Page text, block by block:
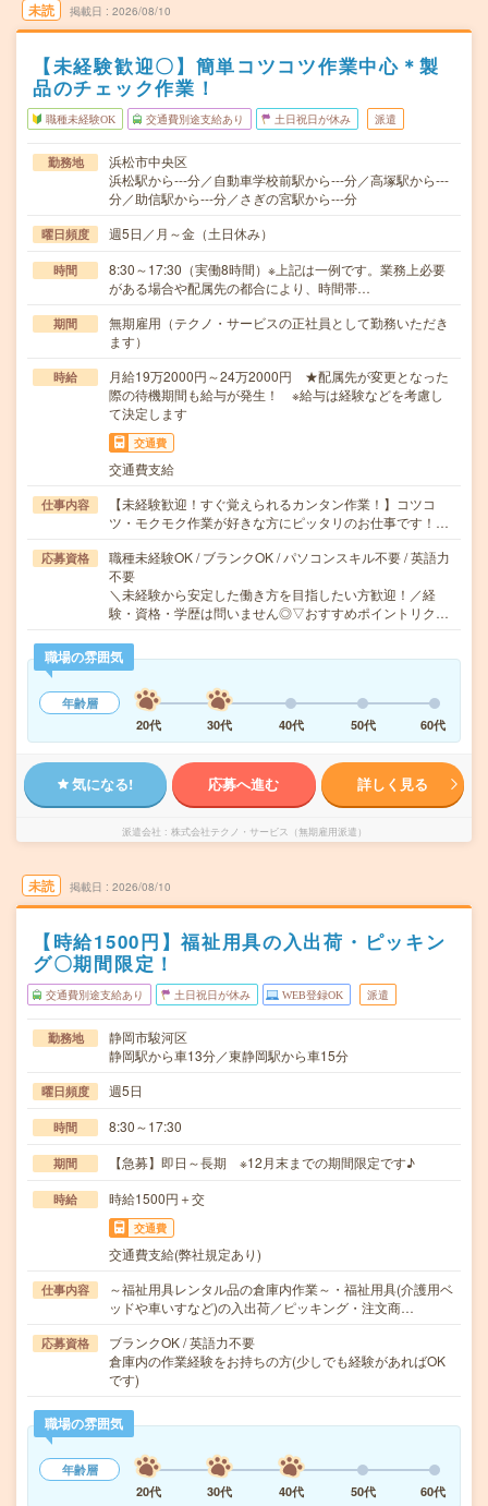
未読 掲載日 2026/08/10
【未経験歓迎〇】簡単コツコツ作業中心＊製
品のチェック作業！
職種未経験OK 交通費別途支給あり 土日祝日が休み 派遣
勤務地
浜松市中央区
浜松駅から---分／自動車学校前駅から---分／高塚駅から---
分／助信駅から---分／さぎの宮駅から---分
曜日頻度 週5日／月～金（土日休み）
時間
8:30～17:30（実働8時間）※上記は一例です。業務上必要
がある場合や配属先の都合により、時間帯…
期間
無期雇用（テクノ・サービスの正社員として勤務いただき
ます）
時給
月給19万2000円～24万2000円 ★配属先が変更となった
際の待機期間も給与が発生！ ※給与は経験などを考慮し
て決定します
交通費
交通費支給
仕事内容
【未経験歓迎！すぐ覚えられるカンタン作業！】コツコ
ツ・モクモク作業が好きな方にピッタリのお仕事です！…
応募資格
職種未経験OK / ブランクOK / パソコンスキル不要 / 英語力
不要
＼未経験から安定した働き方を目指したい方歓迎！／経
験・資格・学歴は問いません◎▽おすすめポイントリク…
職場の雰囲気
年齢層
20代
30代 40代 50代 60代
気になる! 応募へ進む 詳しく見る
派遣会社 株式会社テクノ・サービス（無期雇用派遣）
未読 掲載日 2026/08/10
【時給1500円】福祉用具の入出荷・ピッキン
グ〇期間限定！
交通費別途支給あり 土日祝日が休み WEB登録OK 派遣
勤務地
静岡市駿河区
静岡駅から車13分／東静岡駅から車15分
曜日頻度 週5日
時間 8:30～17:30
期間 【急募】即日～長期 ※12月末までの期間限定です♪
時給 時給1500円＋交
交通費
交通費支給(弊社規定あり)
仕事内容
～福祉用具レンタル品の倉庫内作業～・福祉用具(介護用ベ
ッドや車いすなど)の入出荷／ピッキング・注文商…
応募資格
ブランクOK / 英語力不要
倉庫内の作業経験をお持ちの方(少しでも経験があればOK
です)
職場の雰囲気
年齢層
20代
30代 40代 50代 60代